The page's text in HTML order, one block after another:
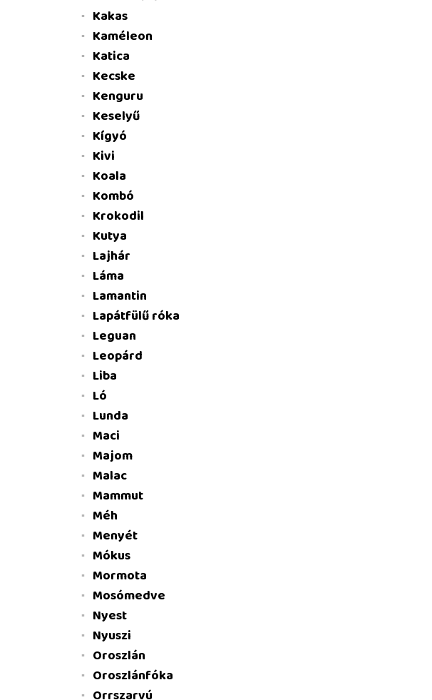
Kakas
Kaméleon
Katica
Kecske
Kenguru
Keselyű
Kígyó
Kivi
Koala
Kombó
Krokodil
Kutya
Lajhár
Láma
Lamantin
Lapátfülű róka
Leguan
Leopárd
Liba
Ló
Lunda
Maci
Majom
Malac
Mammut
Méh
Menyét
Mókus
Mormota
Mosómedve
Nyest
Nyuszi
Oroszlán
Oroszlánfóka
Orrszarvú